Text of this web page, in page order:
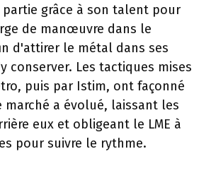
grâce à son talent pour
de manœuvre dans le
d'attirer le métal dans ses
conserver. Les tactiques mises
puis par Istim, ont façonné
a évolué, laissant les
eux et obligeant le LME à
pour suivre le rythme.